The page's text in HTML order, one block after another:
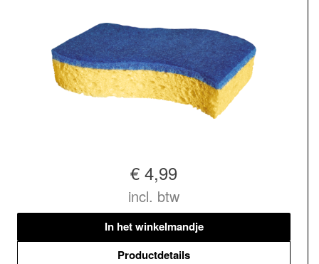
€ 4,99
incl. btw
In het winkelmandje
Productdetails